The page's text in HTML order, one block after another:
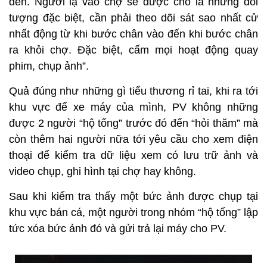
chợ ngồi, chưa kịp hỏi PV uống nước gì, chủ hàng
đã rút điện thoại ra, bấm bấm gì đó vào màn hình và
đặt lên bàn trước mặt PV, trong đó có ghi mấy dòng
chữ không dấu: “Anh chị đang được nhân viên bảo
vệ của chợ 'hộ tống', đừng dại gì mà ghi hình, chụp
ảnh, không sẽ bị tống cổ ra ngoài. Luật của chợ này
là thế”.
Một tiểu thương tên Phượng có thâm niên buôn bán
cá ở khu chợ đầu mối tự phát La Khê này rỉ tai:
“Khu chợ này tự phát nên không muốn ai nhòm ngó
đến. Người lạ vào chợ sẽ được cho là những đối
tượng đặc biệt, cần phải theo dõi sát sao nhất cử
nhất động từ khi bước chân vào đến khi bước chân
ra khỏi chợ. Đặc biệt, cấm mọi hoạt động quay